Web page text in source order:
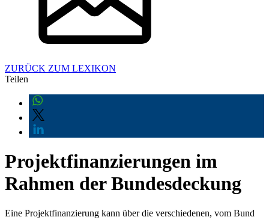
ZURÜCK ZUM LEXIKON
Teilen
Projektfinanzierungen im
Rahmen der Bundesdeckung
Eine Projektfinanzierung kann über die verschiedenen, vom Bund